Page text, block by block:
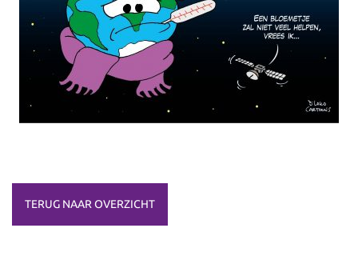
TERUG NAAR OVERZICHT